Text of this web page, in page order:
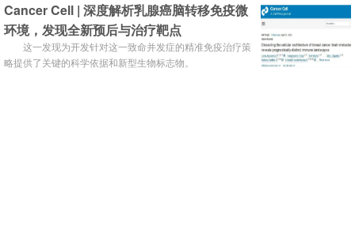
in advanced non-small-cell lung c...
Cancer Cell | 深度解析乳腺癌脑转移免疫微
环境，发现全新预后与治疗靶点
这一发现为开发针对这一致命并发症的精准免疫治疗策
略提供了关键的科学依据和新型生物标志物。